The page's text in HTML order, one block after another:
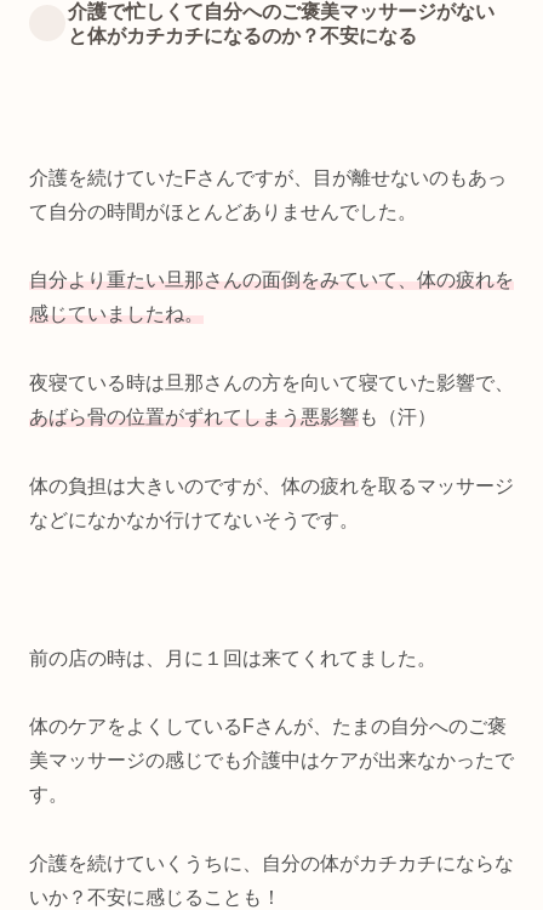
介護で忙しくて自分へのご褒美マッサージがない
と体がカチカチになるのか？不安になる
介護を続けていたFさんですが、目が離せないのもあっ
て自分の時間がほとんどありませんでした。
自分より重たい旦那さんの面倒をみていて、体の疲れを
感じていましたね。
夜寝ている時は旦那さんの方を向いて寝ていた影響で、
あばら骨の位置がずれてしまう悪影響も（汗）
体の負担は大きいのですが、体の疲れを取るマッサージ
などになかなか行けてないそうです。
前の店の時は、月に１回は来てくれてました。
体のケアをよくしているFさんが、たまの自分へのご褒
美マッサージの感じでも介護中はケアが出来なかったで
す。
介護を続けていくうちに、自分の体がカチカチにならな
いか？不安に感じることも！